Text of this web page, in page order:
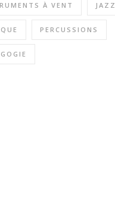
de 10h00 à 16h00
À VENT JAZZ
PERCUSSIONS